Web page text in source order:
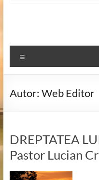
Autor: Web Editor
DREPTATEA
Pastor Lucian